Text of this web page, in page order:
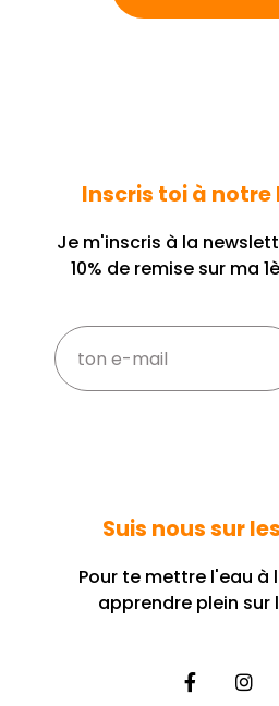
Inscris toi à notre
Je m'inscris à la
10% de remise sur ma
Suis nous sur
Pour te mettre l'eau à
apprendre plein sur